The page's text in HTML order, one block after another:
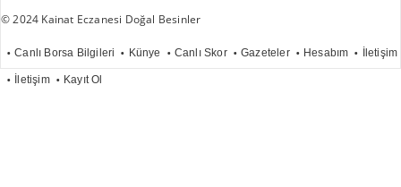
© 2024 Kainat Eczanesi Doğal Besinler
Canlı Borsa Bilgileri Künye Canlı Skor Gazeteler Hesabım İletişim
İletişim Kayıt Ol